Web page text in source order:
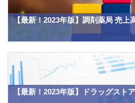
【最新！2023年版】調剤薬局 売上
【最新！2023年版】ドラッグスト